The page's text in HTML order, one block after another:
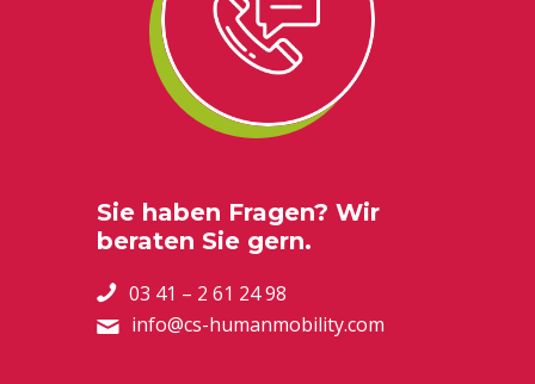
Sie haben Fragen? Wir
beraten Sie gern.
03 41 – 2 61 24 98
info@cs-humanmobility.com